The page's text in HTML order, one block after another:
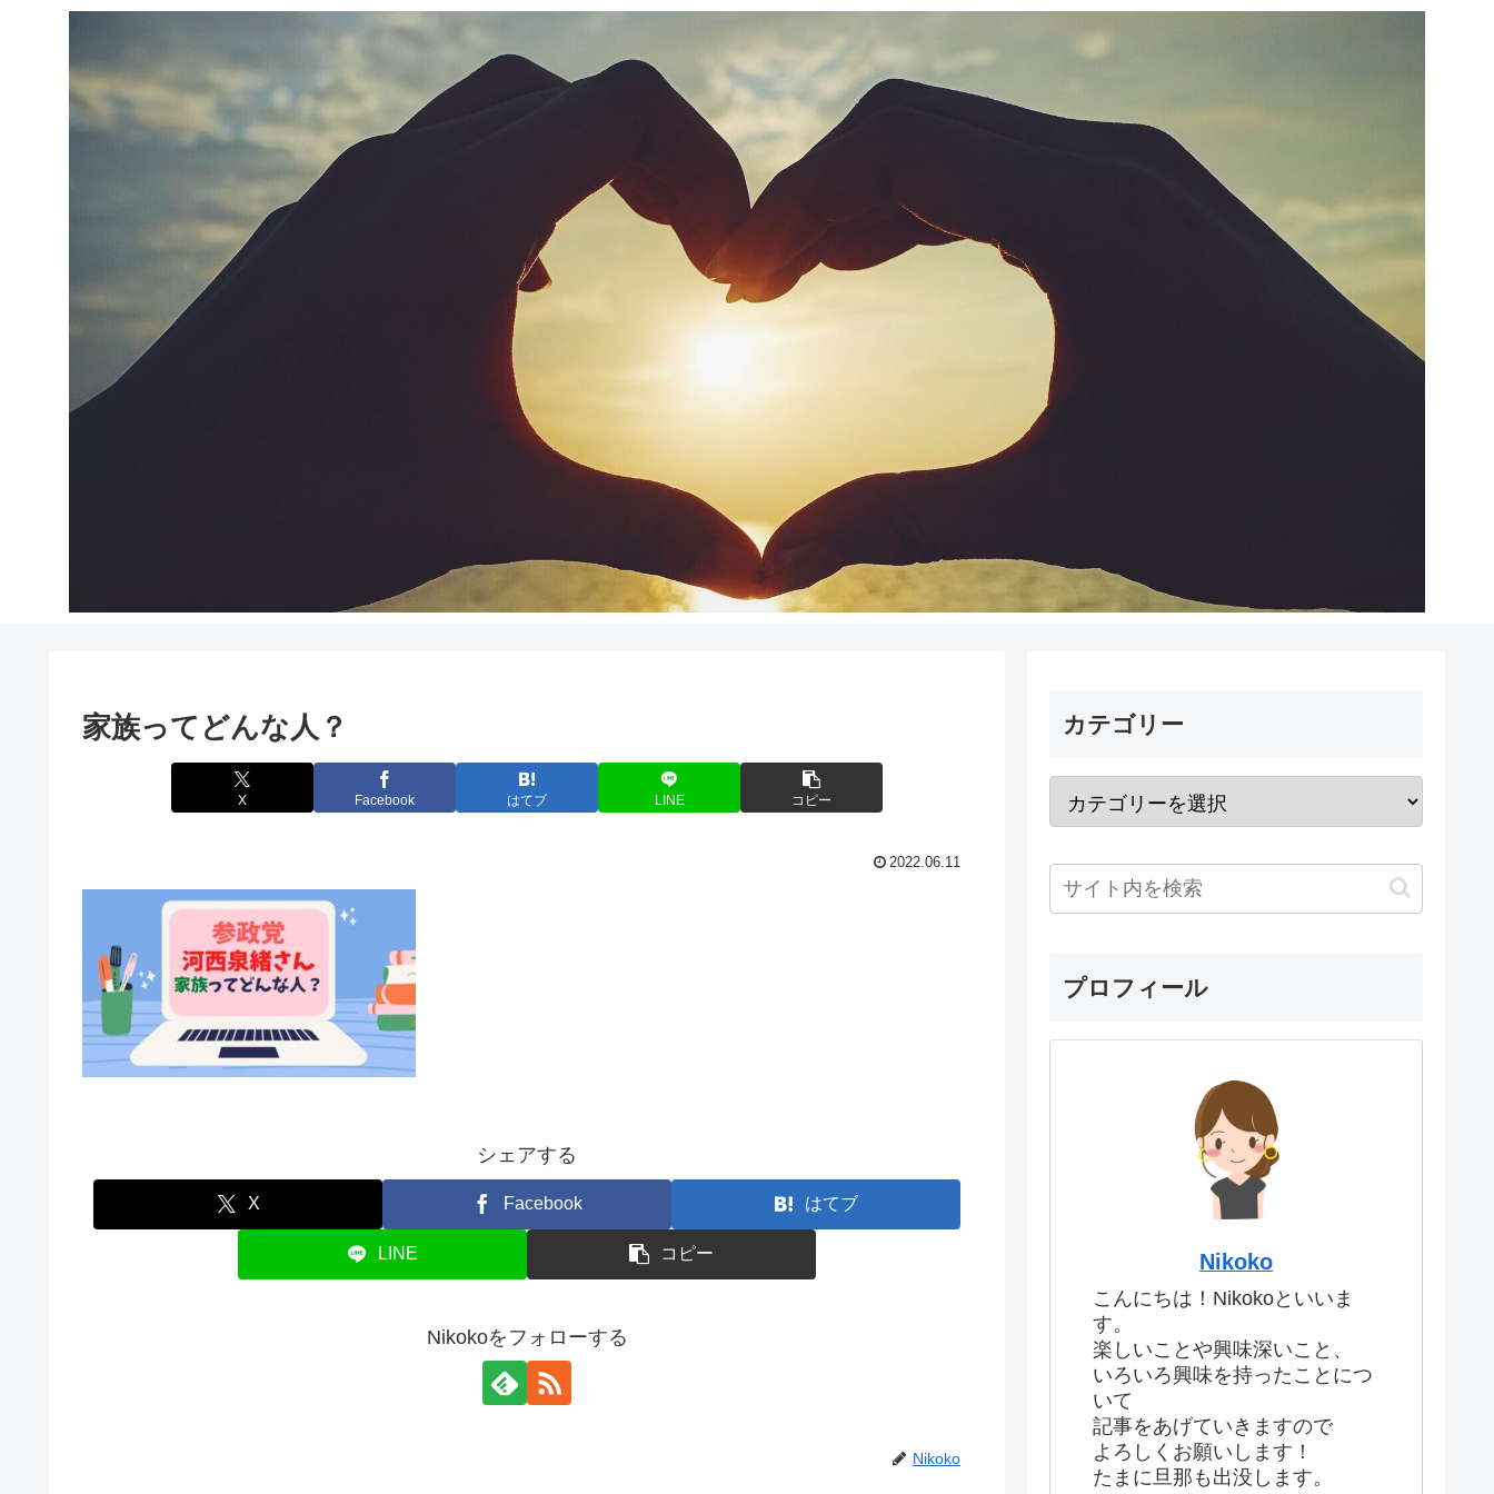
家族ってどんな人？
X Facebook はてブ LINE コピー
2022.06.11
シェアする
X Facebook はてブ
LINE コピー
Nikokoをフォローする
Nikoko
カテゴリー
プロフィール
Nikoko
こんにちは！Nikokoといいま
す。
楽しいことや興味深いこと、
いろいろ興味を持ったことにつ
いて
記事をあげていきますので
よろしくお願いします！
たまに旦那も出没します。